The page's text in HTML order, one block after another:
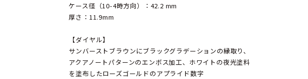
ケース径（10-4時方向）：42.2 mm
厚さ：11.9mm
【ダイヤル】
サンバーストブラウンにブラックグラデーションの縁取り、
アクアノートパターンのエンボス加工、ホワイトの夜光塗料
を塗布したローズゴールドのアプライド数字